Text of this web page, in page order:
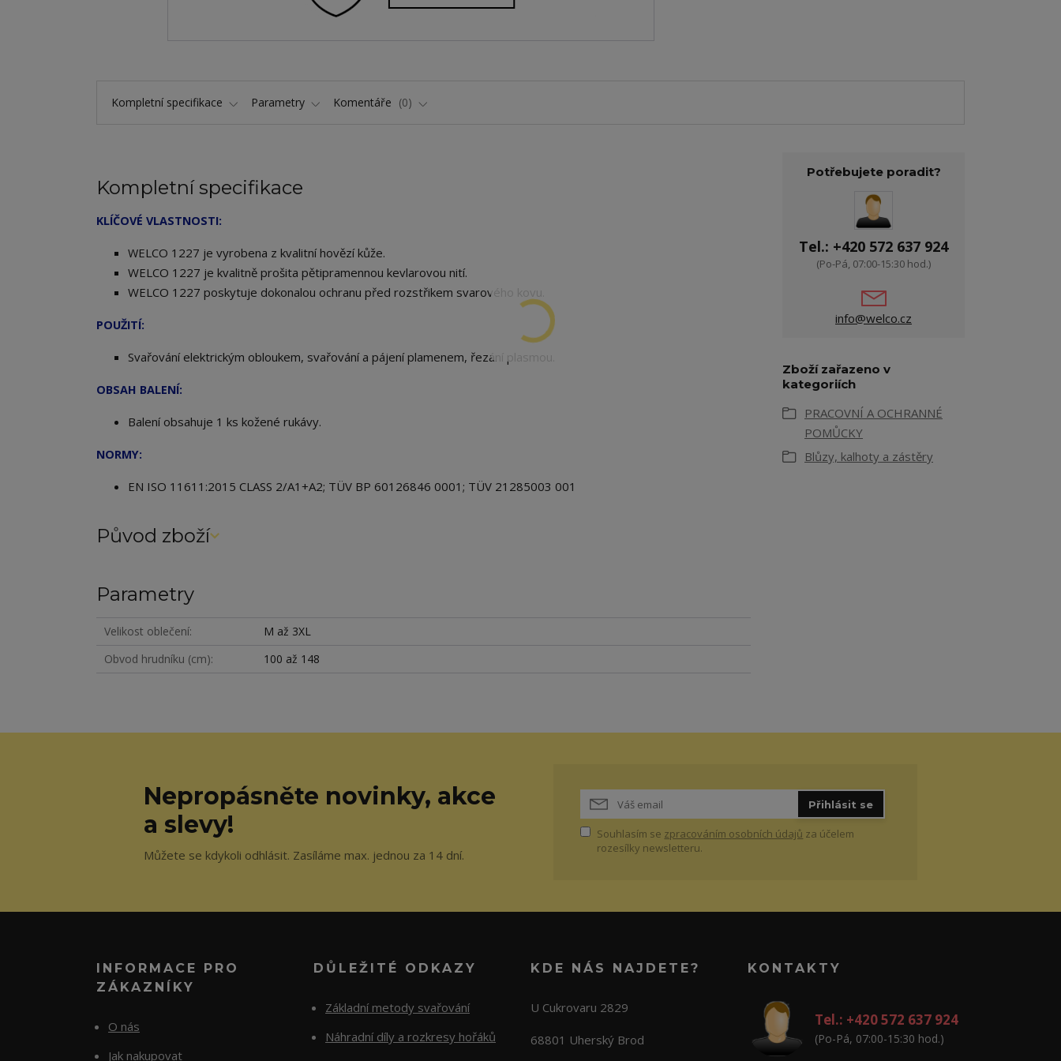
Kompletní specifikace Parametry Komentáře 0
Kompletní specifikace
KLÍČOVÉ VLASTNOSTI:
WELCO 1227 je vyrobena z kvalitní hovězí kůže.
WELCO 1227 je kvalitně prošita pětipramennou kevlarovou nití.
WELCO 1227 poskytuje dokonalou ochranu před rozstřikem svarového kovu.
POUŽITÍ:
Svařování elektrickým obloukem, svařování a pájení plamenem, řezání plasmou.
OBSAH BALENÍ:
Balení obsahuje 1 ks kožené rukávy.
NORMY:
EN ISO 11611:2015 CLASS 2/A1+A2; TÜV BP 60126846 0001; TÜV 21285003 001
Původ zboží
Parametry
Velikost oblečení
M až 3XL
Obvod hrudníku (cm)
100 až 148
Potřebujete poradit?
Tel.: +420 572 637 924
(Po-Pá, 07:00-15:30 hod.)
info@welco.cz
Zboží zařazeno v
kategoriích
PRACOVNÍ A OCHRANNÉ
POMŮCKY
Blůzy, kalhoty a zástěry
Nepropásněte novinky, akce
a slevy!
Můžete se kdykoli odhlásit. Zasíláme max. jednou za 14 dní.
Přihlásit se
Souhlasím se zpracováním osobních údajů za účelem
rozesílky newsletteru.
INFORMACE PRO
ZÁKAZNÍKY
O nás
Jak nakupovat
DŮLEŽITÉ ODKAZY
Základní metody svařování
Náhradní díly a rozkresy hořáků
KDE NÁS NAJDETE?
U Cukrovaru 2829
68801 Uherský Brod
KONTAKTY
Tel.: +420 572 637 924
(Po-Pá, 07:00-15:30 hod.)